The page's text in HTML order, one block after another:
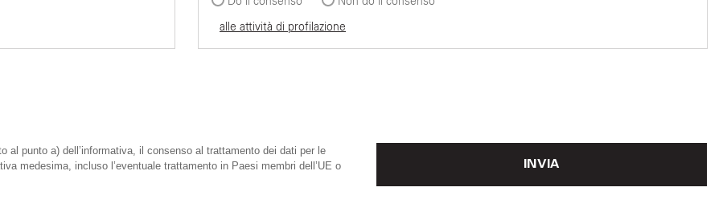
alle attività di profilazione
punto a) dell’informativa, il consenso al trattamento dei dati per le
medesima, incluso l’eventuale trattamento in Paesi membri dell’UE o
INVIA